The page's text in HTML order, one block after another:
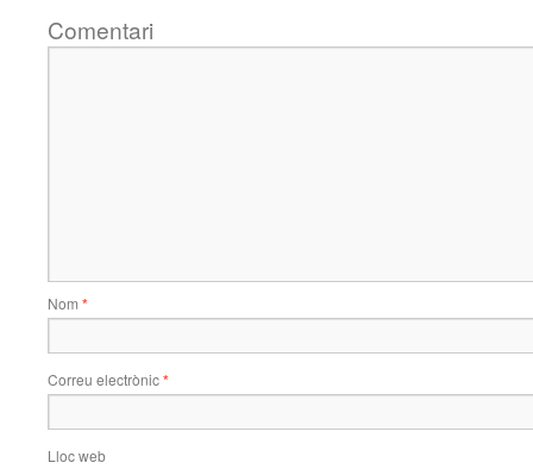
Comentari
Nom *
Correu electrònic*
Lloc web